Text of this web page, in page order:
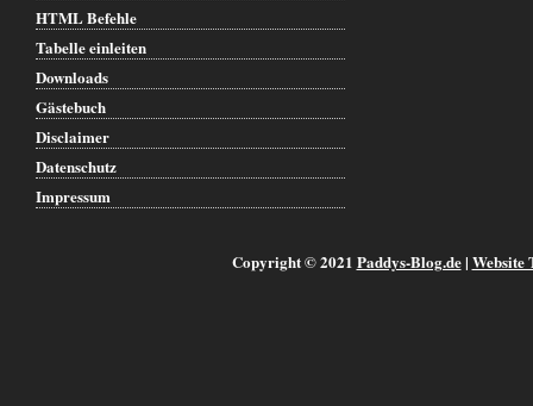
HTML Befehle
Tabelle einleiten
Downloads
Gästebuch
Disclaimer
Datenschutz
Impressum
Copyright © 2021 Paddys-Blog.de| Website